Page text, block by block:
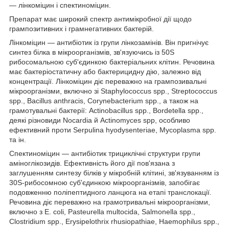
— лінкоміцин і спектиноміцин.
Препарат має широкий спектр антимікробної дії щодо
грампозитивних і грамнегативних бактерій.
Лінкоміцин — антибіотик із групи лінкозамінів. Він пригнічує
синтез білка в мікроорганізмів, зв'язуючись із 50S
рибосомальною суб'єдинкою бактеріальних клітин. Речовина
має бактеріостатичну або бактерицидну дію, залежно від
концентрації. Лінкоміцин діє переважно на грампозивальні
мікроорганізми, включно зі Staphylococcus spp., Streptococcus
spp., Bacillus anthracis, Corynebacterium spp., а також на
грамотувальні бактерії: Actinobacillus spp., Bordetella spp.,
деякі різновиди Nocardiа й Actinomyces spp, особливо
ефективний проти Serpulina hyodysenteriae, Mycoplasma spp.
та ін.
Спектиноміцин — антибіотик трициклічні структури групи
аміноглікозидів. Ефективність його дії пов'язана з
заглушенням синтезу білків у мікробній клітині, зв'язуванням із
30S-рибосомною суб'єдинкою мікроорганізмів, запобігає
подовженню поліпептидного ланцюга на етапі транслокації.
Речовина діє переважно на грамотривальні мікроорганізми,
включно з E. coli, Pasteurella multocida, Salmonella spp.,
Clostridium spp., Erysipelothrix rhusiopathiae, Haemophilus spp.,